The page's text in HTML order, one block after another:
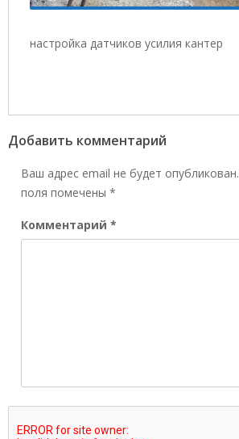
настройка датчиков усилия кантер
Добавить комментарий
Ваш адрес email не будет опубликован.
поля помечены *
Комментарий *